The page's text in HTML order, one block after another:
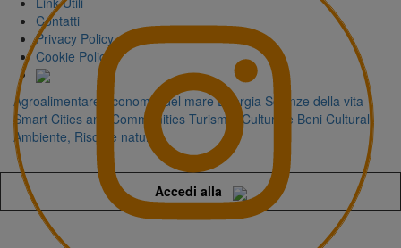
Contatti
Privacy Policy
Cookie Policy
Agroalimentare Economia del mare Energia Scienze della vita
Smart Cities and Communities Turismo, Cultura e Beni Culturali
Ambiente, Risorse naturali
Accedi alla